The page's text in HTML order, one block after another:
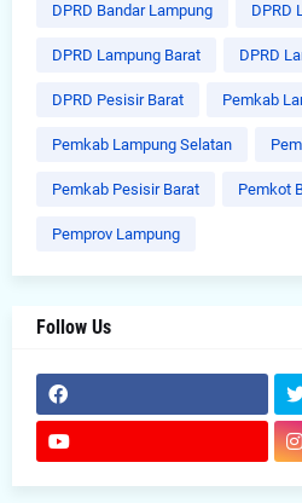
DPRD Bandar Lampung DPRD
DPRD Lampung Barat DPRD
DPRD Pesisir Barat Pemkab
Pemkab Lampung Selatan
Pemkab Pesisir Barat Pemkot
Pemprov Lampung
Follow Us